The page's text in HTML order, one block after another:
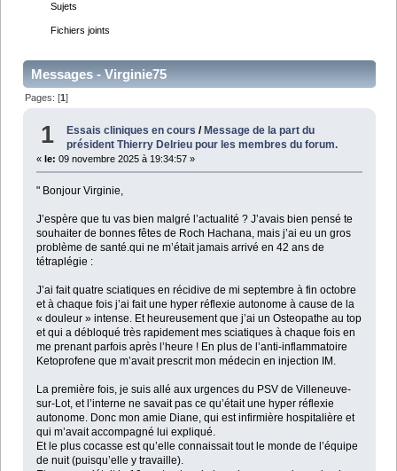
Sujets
Fichiers joints
Messages - Virginie75
Pages: [1]
1 Essais cliniques en cours /Message de la part du
président Thierry Delrieu pour les membres du forum.
« le: 09 novembre 2025 à 19:34:57 »
" Bonjour Virginie,
J’espère que tu vas bien malgré l’actualité ? J’avais bien pensé te
souhaiter de bonnes fêtes de Roch Hachana, mais j’ai eu un gros
problème de santé.qui ne m’était jamais arrivé en 42 ans de
tétraplégie :
J’ai fait quatre sciatiques en récidive de mi septembre à fin octobre
et à chaque fois j’ai fait une hyper réflexie autonome à cause de la
« douleur » intense. Et heureusement que j’ai un Osteopathe au top
et qui a débloqué très rapidement mes sciatiques à chaque fois en
me prenant parfois après l’heure ! En plus de l’anti-inflammatoire
Ketoprofene que m’avait prescrit mon médecin en injection IM.
La première fois, je suis allé aux urgences du PSV de Villeneuve-
sur-Lot, et l’interne ne savait pas ce qu’était une hyper réflexie
autonome. Donc mon amie Diane, qui est infirmière hospitalière et
qui m’avait accompagné lui expliqué.
Et le plus cocasse est qu’elle connaissait tout le monde de l’équipe
de nuit (puisqu’elle y travaille).